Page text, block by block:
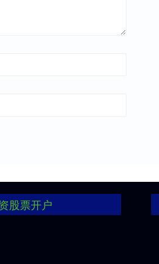
股票开户